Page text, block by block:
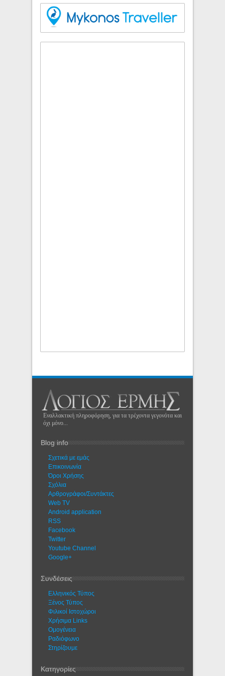
Εναλλακτική πληροφόρηση, για τα τρέχοντα γεγονότα και
όχι μόνο...
Blog info
Σχετικά με εμάς
Eπικοινωνία
Όροι Χρήσης
Σχόλια
Αρθρογράφοι/Συντάκτες
Web TV
Android application
RSS
Facebook
Twitter
Youtube Channel
Google+
Συνδέσεις
Ελληνικός Τύπος
Ξένος Τύπος
Φιλικοί Ιστοχώροι
Χρήσιμα Links
Ομογένεια
Ραδιόφωνο
Στηρίζουμε
Κατηγορίες